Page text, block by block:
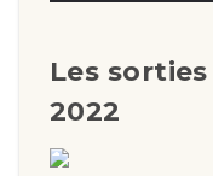
Les
2022